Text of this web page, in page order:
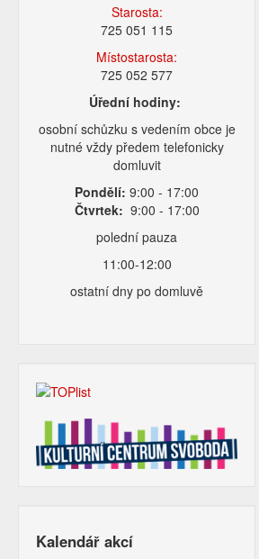
Starosta:
725 051 115
Místostarosta:
725 052 577
Úřední hodiny:
osobní schůzku s vedením obce je
nutné vždy předem telefonicky
domluvit
Pondělí: 9:00 - 17:00
Čtvrtek: 9:00 - 17:00
polední pauza
11:00-12:00
ostatní dny po domluvě
Kalendář akcí